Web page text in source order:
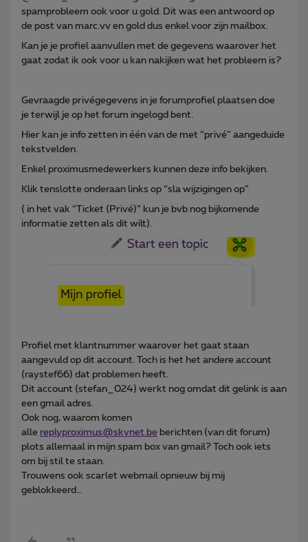
spamprobleem ook voor u gold. Dit was een antwoord op
de post van marc.vv en gold dus enkel voor zijn mailbox.
Kan je je profiel aanvullen met de gegevens waarover het
gaat zodat ik ook voor u kan nakijken wat het probleem is?
Gevraagde privégegevens in je forumprofiel plaatsen doe
je terwijl je op het forum ingelogd bent.
Hier kan je info zetten in één van de met “privé” aangeduide
tekstvelden.
Enkel proximusmedewerkers kunnen deze info bekijken.
Klik tenslotte onderaan links op “sla wijzigingen op”
( in het vak “Ticket (Privé)” kun je bvb nog bijkomende
informatie zetten als dit wilt).
Profiel met klantnummer waarover het gaat staan
aangevuld op dit account. Toch is het het andere account
(raystef66) dat problemen heeft.
Dit account (stefan_024) werkt nog omdat dit gelink is aan
een gmail adres.
Ook nog, waarom komen
alle replyproximus@skynet.be berichten (van dit forum)
plots allemaal in mijn spam box van gmail? Toch ook iets
om bij stil te staan.
Trouwens ook scarlet webmail opnieuw bij mij
geblokkeerd…